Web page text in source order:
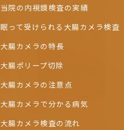
当院の内視鏡検査の実績
眠って受けられる大腸カメラ検査
大腸カメラの特長
大腸ポリープ切除
大腸カメラの注意点
大腸カメラで分かる病気
大腸カメラ検査の流れ